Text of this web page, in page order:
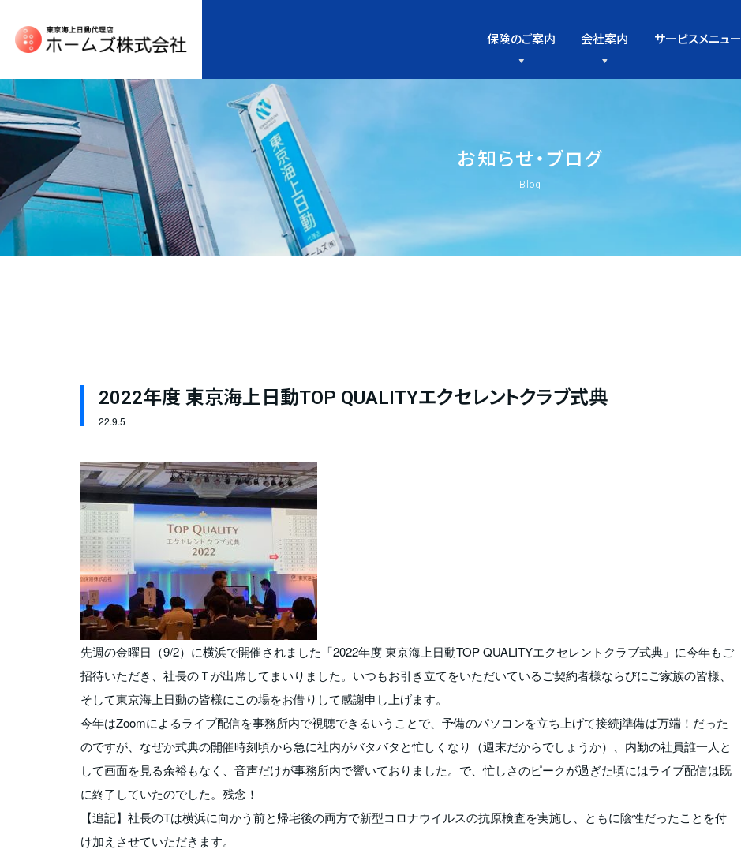
保険のご案内 会社案内 サービスメニュー
お知らせ・ブログ
Blog
2022年度 東京海上日動TOP QUALITYエクセレントクラブ式典
22.9.5
先週の金曜日（9/2）に横浜で開催されました「2022年度 東京海上日動TOP QUALITYエクセレントクラブ式典」に今年もご
招待いただき、社長のＴが出席してまいりました。いつもお引き立てをいただいているご契約者様ならびにご家族の皆様、
そして東京海上日動の皆様にこの場をお借りして感謝申し上げます。
今年はZoomによるライブ配信を事務所内で視聴できるいうことで、予備のパソコンを立ち上げて接続j準備は万端！だった
のですが、なぜか式典の開催時刻頃から急に社内がバタバタと忙しくなり（週末だからでしょうか）、内勤の社員誰一人と
して画面を見る余裕もなく、音声だけが事務所内で響いておりました。で、忙しさのピークが過ぎた頃にはライブ配信は既
に終了していたのでした。残念！
【追記】社長のTは横浜に向かう前と帰宅後の両方で新型コロナウイルスの抗原検査を実施し、ともに陰性だったことを付
け加えさせていただきます。